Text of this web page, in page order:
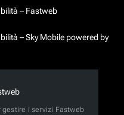
– Fastweb
– Sky Mobile powered by
i servizi Fastweb